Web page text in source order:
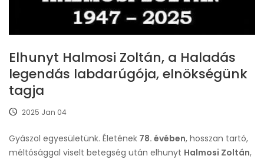
Elhunyt Halmosi Zoltán, a Haladás
legendás labdarúgója, elnökségünk
tagja
2025 Jan 04
Gyászol egyesületünk. Életének 78. évében, hosszan tartó,
méltósággal viselt betegség után elhunyt Halmosi Zoltán,